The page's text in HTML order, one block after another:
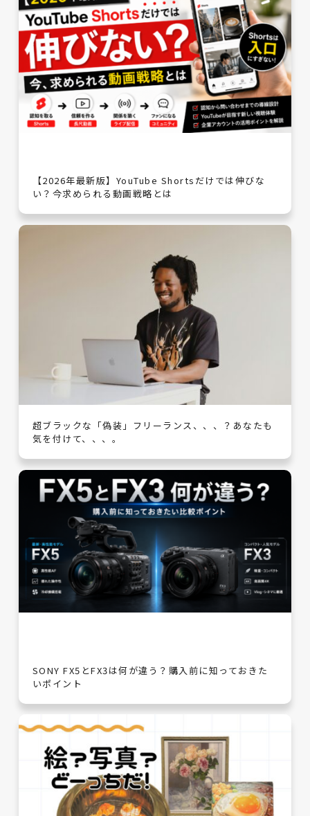
【2026年最新版】YouTube Shortsだけでは伸びな
い？今求められる動画戦略とは
超ブラックな「偽装」フリーランス、、、？あなたも
気を付けて、、、。
SONY FX5とFX3は何が違う？購入前に知っておきた
いポイント